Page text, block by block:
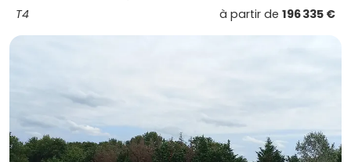
T4
à partir de 196 335 €